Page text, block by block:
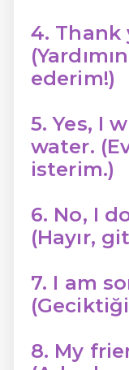
4. Thank
ederim!)
5. Yes, I
water.
isterim.)
6. No, I
(Hayır,
7. I am
8. My